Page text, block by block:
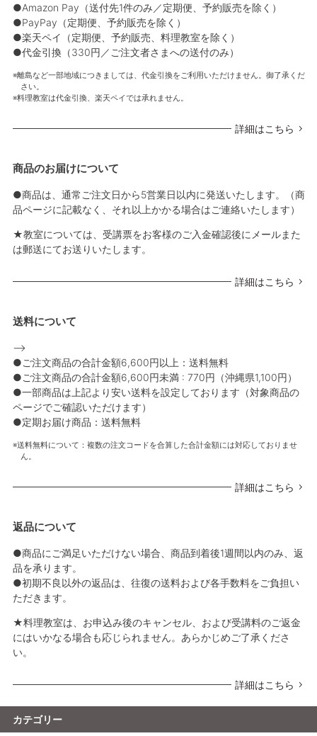
●Amazon Pay（送付先1件のみ／定期便、予約販売を除く）
●PayPay（定期便、予約販売を除く）
●楽天ペイ（定期便、予約販売、料理教室を除く）
●代金引換（330円／ご注文者さまへの送付のみ）
離島など一部地域につきましては、代金引換をご利用いただけません。御了承くだ
さい。
料理教室は代金引換、楽天ペイでは承れません。
詳細はこちら
商品のお届けについて
●商品は、通常ご注文日から5営業日以内に発送いたします。（商
品ページに記載なく、それ以上かかる場合はご連絡いたします）
★教室については、受講票をお客様のご入金確認後にメールまた
は郵送にてお送りいたします。
詳細はこちら
送料について
-->
●ご注文商品の合計金額6,600円以上：送料無料
●ご注文商品の合計金額6,600円未満 : 770円（沖縄県1,100円）
●一部商品は上記より安い送料を設定しております（対象商品の
ページでご確認いただけます）
●定期お届け商品：送料無料
送料無料について：複数の注文コードを合算した合計金額には対応しておりませ
ん。
詳細はこちら
返品について
●商品にご満足いただけない場合、商品到着後1週間以内のみ、返
品を承ります。
●初期不良以外の返品は、往復の送料および各手数料をご負担い
ただきます。
★料理教室は、お申込み後のキャンセル、および受講料のご返金
にはいかなる場合も応じられません。あらかじめご了承くださ
い。
詳細はこちら
カテゴリー